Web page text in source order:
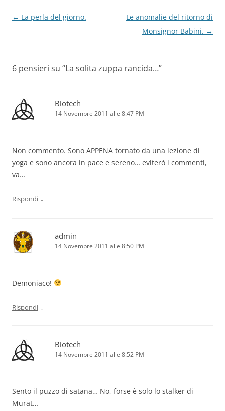
Navigazione
← La perla del giorno.
Le anomalie del ritorno di
Monsignor Babini. →
6 pensieri su “La solita zuppa rancida…”
Biotech
14 Novembre 2011 alle 8:47 PM
Non commento. Sono APPENA tornato da una lezione di
yoga e sono ancora in pace e sereno… eviterò i commenti,
va…
Rispondi ↓
admin
14 Novembre 2011 alle 8:50 PM
Demoniaco!
Rispondi ↓
Biotech
14 Novembre 2011 alle 8:52 PM
Sento il puzzo di satana… No, forse è solo lo stalker di
Murat…